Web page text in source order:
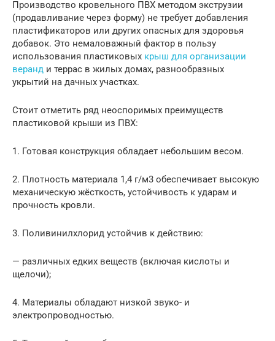
Производство кровельного ПВХ методом экструзии
(продавливание через форму) не требует добавления
пластификаторов или других опасных для здоровья
добавок. Это немаловажный фактор в пользу
использования пластиковых крыш для организации
веранд и террас в жилых домах, разнообразных
укрытий на дачных участках.
Стоит отметить ряд неоспоримых преимуществ
пластиковой крыши из ПВХ:
1. Готовая конструкция обладает небольшим весом.
2. Плотность материала 1,4 г/м3 обеспечивает высокую
механическую жёсткость, устойчивость к ударам и
прочность кровли.
3. Поливинилхлорид устойчив к действию:
— различных едких веществ (включая кислоты и
щелочи);
4. Материалы обладают низкой звуко- и
электропроводностью.